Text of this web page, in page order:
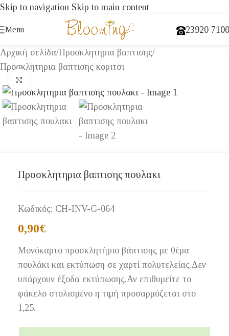
Skip to navigation Skip to main content
Menu 23920
Αρχική σελίδα/Προσκλητηρια βαπτισης/
Προσκλητηρια βαπτισης κοριτσι
Προσκλητηρια βαπτισης πουλακι
Κωδικός: CH-INV-G-064
0,90€
Μονόκαρτο προσκλητήριο βάπτισης με θέμα
πουλάκι και εκτύπωση σε χαρτί πολυτελείας.Δεν
υπάρχουν έξοδα εκτύπωσης.Αν επιθυμείτε το
φάκελο στολισμένο η τιμή προσαρμόζεται στο
1,25.